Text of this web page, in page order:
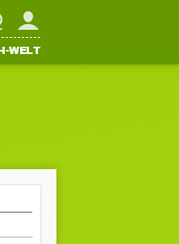
Mein FFH
WELT